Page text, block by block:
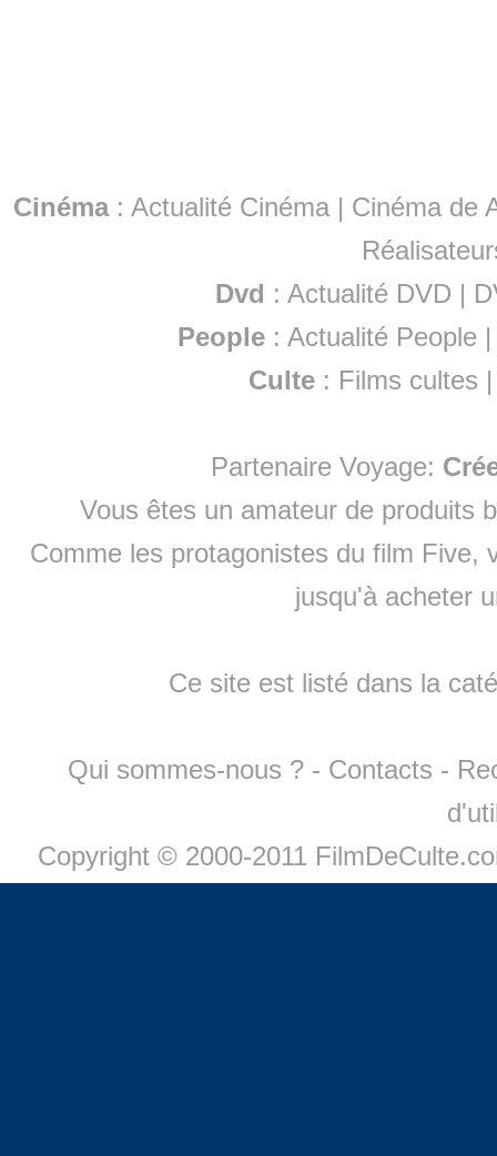
Cinéma: Actualité Cinéma | Cinéma de
Dvd : Actualité DVD |
People :Actualité People
Culte : Films cultes
Partenaire Voyage:
Vous êtes un amateur de produits
Comme les protagonistes du film Five,
jusqu'à acheter
Ce site est listé dans la
Qui sommes-nous ? - Contacts -
Copyright © 2000-2011